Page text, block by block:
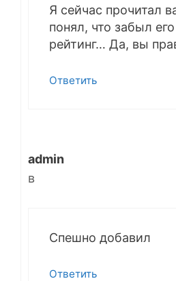
Я сейчас прочитал
понял, что забыл
рейтинг… Да, вы
Ответить
admin
в
Спешно добавил
Ответить